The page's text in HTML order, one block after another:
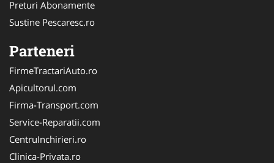
Preturi Abonamente
Sustine Pescaresc.ro
Parteneri
FirmeTractariAuto.ro
Apicultorul.com
Firma-Transport.com
Service-Reparatii.com
CentruInchirieri.ro
Clinica-Privata.ro